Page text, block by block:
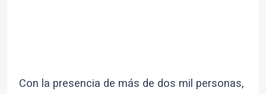
Con la presencia de más de dos mil personas,